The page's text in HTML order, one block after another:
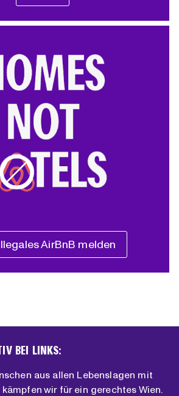
AirBnB melden
BEI LINKS:
aus allen Lebenslagen mit
wir für ein gerechtes Wien.